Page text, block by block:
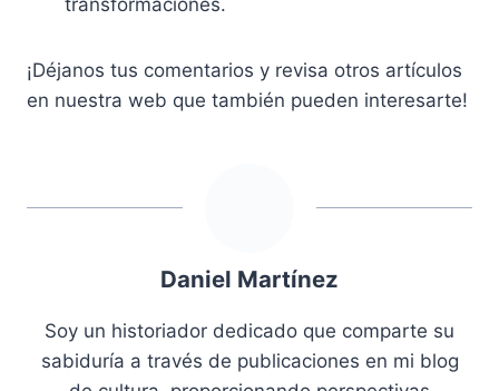
transformaciones.
¡Déjanos tus comentarios y revisa otros artículos
en nuestra web que también pueden interesarte!
Daniel Martínez
Soy un historiador dedicado que comparte su
sabiduría a través de publicaciones en mi blog